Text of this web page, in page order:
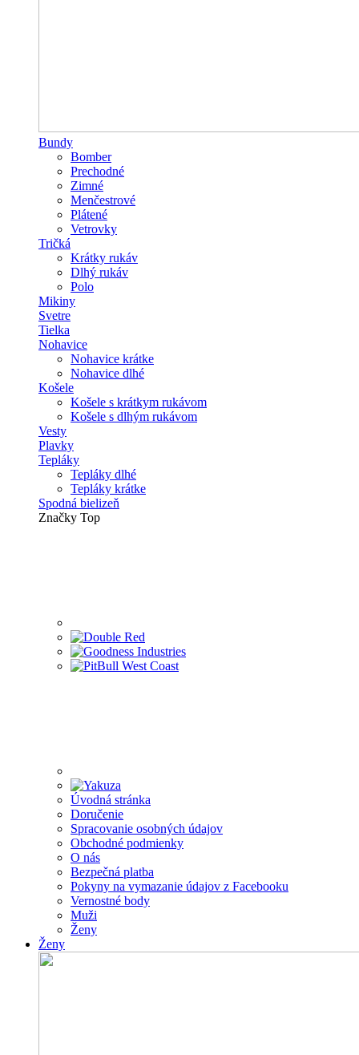
Bundy
Bomber
Prechodné
Zimné
Menčestrové
Plátené
Vetrovky
Tričká
Krátky rukáv
Dlhý rukáv
Polo
Mikiny
Svetre
Tielka
Nohavice
Nohavice krátke
Nohavice dlhé
Košele
Košele s krátkym rukávom
Košele s dlhým rukávom
Vesty
Plavky
Tepláky
Tepláky dlhé
Tepláky krátke
Spodná bielizeň
Značky Top
Úvodná stránka
Doručenie
Spracovanie osobných údajov
Obchodné podmienky
O nás
Bezpečná platba
Pokyny na vymazanie údajov z Facebooku
Vernostné body
Muži
Ženy
Ženy